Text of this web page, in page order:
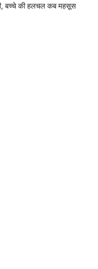
बच्चे की हलचल कब महसूस